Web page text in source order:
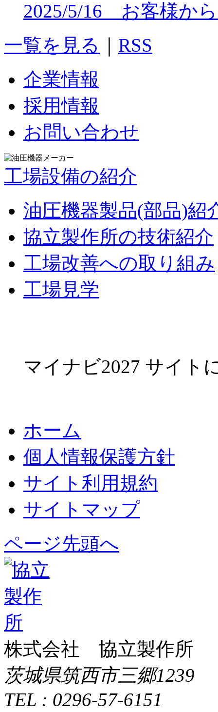
2025/5/16 お客様か
一覧を見る
RSS
企業情報
採用情報
お問い合わせ
工場設備の紹介
油圧機器製品(部品)紹
協立製作所の技術紹介
工場改善への取り組み
工場見学
マイナビ2027 サイト
ホーム
個人情報保護方針
サイト利用規約
サイトマップ
ページ先頭へ
株式会社 協立製作所
茨城県筑西市三郷1239
TEL : 0296-57-6151